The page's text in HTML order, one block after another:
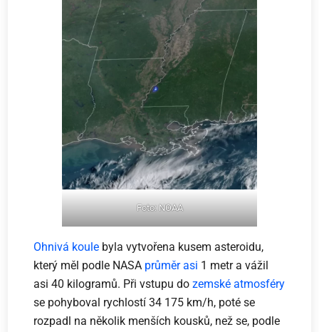
Foto: NOAA
Ohnivá koule byla vytvořena kusem asteroidu,
který měl podle NASA průměr asi 1 metr a vážil
asi 40 kilogramů. Při vstupu dozemské atmosféry
se pohyboval rychlostí 34 175 km/h, poté se
rozpadl na několik menších kousků, než se, podle